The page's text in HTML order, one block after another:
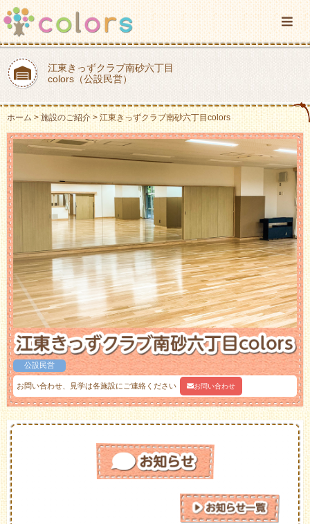
江東きっずクラブ南砂六丁目
colors（公設民営）
ホーム 施設のご紹介 江東きっずクラブ南砂六丁目colors
公設民営
お問い合わせ、見学は各施設にご連絡ください お問い合わせ